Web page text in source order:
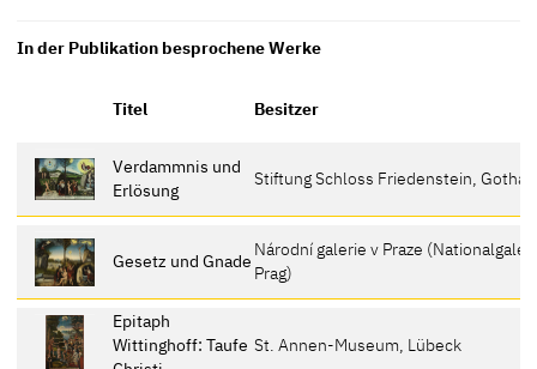
In der Publikation besprochene Werke
Titel Besitzer
Verdammnis und
Erlösung
Stiftung Schloss Friedenstein, Gotha
Gesetz und Gnade
Národní galerie v Praze
Prag)
Epitaph
Wittinghoff: Taufe St. Annen-Museum, Lübeck